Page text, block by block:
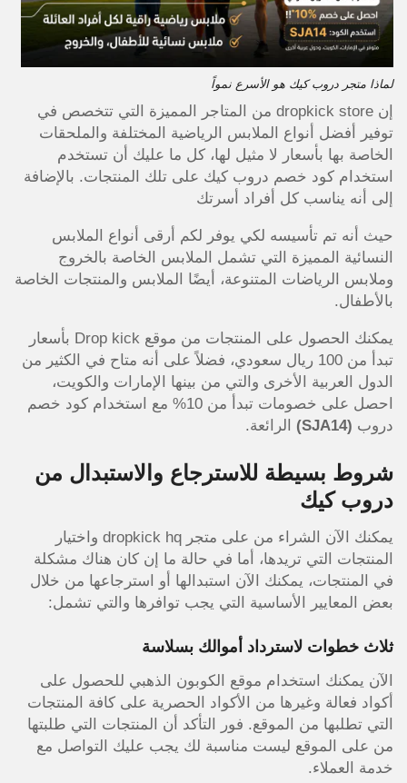
لماذا متجر دروب كيك هو الأسرع نمواً
إن dropkick store من المتاجر المميزة التي تتخصص في
توفير أفضل أنواع الملابس الرياضية المختلفة والملحقات
الخاصة بها بأسعار لا مثيل لها، كل ما عليك أن تستخدم
استخدام كود خصم دروب كيك على تلك المنتجات. بالإضافة
إلى أنه يناسب كل أفراد أسرتك
حيث أنه تم تأسيسه لكي يوفر لكم أرقى أنواع الملابس
النسائية المميزة التي تشمل الملابس الخاصة بالخروج
وملابس الرياضات المتنوعة، أيضًا الملابس والمنتجات الخاصة
بالأطفال.
يمكنك الحصول على المنتجات من موقع Drop kick بأسعار
تبدأ من 100 ريال سعودي، فضلاً على أنه متاح في الكثير من
الدول العربية الأخرى والتي من بينها الإمارات والكويت،
احصل على خصومات تبدأ من 10% مع استخدام كود خصم
دروب (SJA14) الرائعة.
شروط بسيطة للاسترجاع والاستبدال من
دروب كيك
يمكنك الآن الشراء من على متجر dropkick hq واختيار
المنتجات التي تريدها، أما في حالة ما إن كان هناك مشكلة
في المنتجات، يمكنك الآن استبدالها أو استرجاعها من خلال
بعض المعايير الأساسية التي يجب توافرها والتي تشمل:
ثلاث خطوات لاسترداد أموالك بسلاسة
الآن يمكنك استخدام موقع الكوبون الذهبي للحصول على
أكواد فعالة وغيرها من الأكواد الحصرية على كافة المنتجات
التي تطلبها من الموقع. فور التأكد أن المنتجات التي طلبتها
من على الموقع ليست مناسبة لك يجب عليك التواصل مع
خدمة العملاء.